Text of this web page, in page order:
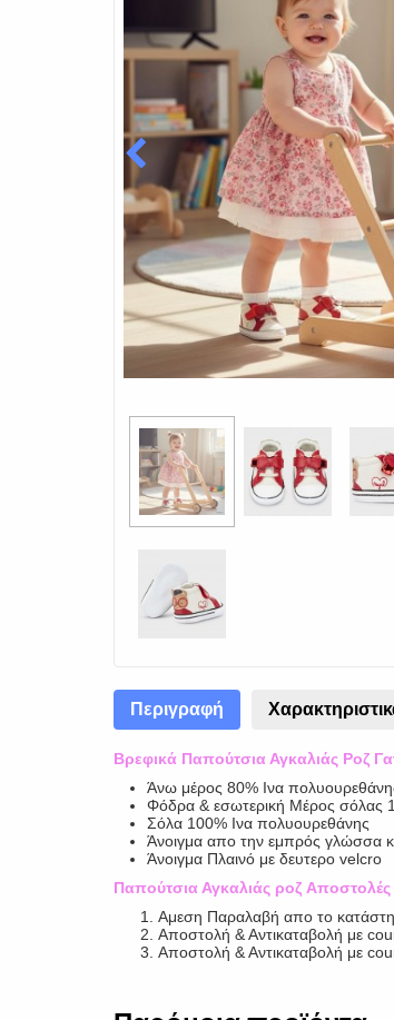
Περιγραφή
Βρεφικά Παπούτσια Αγκαλιάς Ροζ
Άνω μέρος 80% Ινα
Φόδρα & εσωτερική Μέρος σόλας
Σόλα 100% Ινα πολυουρεθάνης
Άνοιγμα απο την εμπρός γλώσσα
Άνοιγμα Πλαινό με δευτερο velcro
Παπούτσια Αγκαλιάς ροζ Αποστολές
Αμεση Παραλαβή απο το
Αποστολή & Αντικαταβολή με
Αποστολή & Αντικαταβολή με